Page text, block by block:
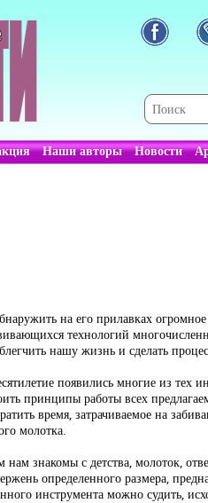
Наши авторы Новости
на его прилавках
технологий
нашу жизнь и сделать
появились многие из
принципы работы всех
время, затрачиваемое на
молотка.
знакомы с детства, молоток,
определенного размера,
инструмента можно судить,